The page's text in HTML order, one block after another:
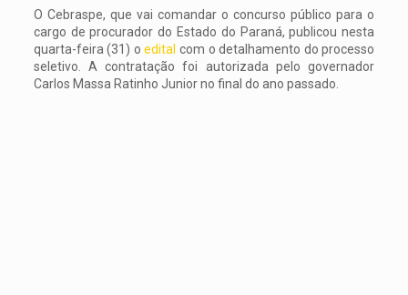
O Cebraspe, que vai comandar o concurso público para o
cargo de procurador do Estado do Paraná, publicou nesta
quarta-feira (31) oedital com o detalhamento do processo
seletivo. A contratação foi autorizada pelo governador
Carlos Massa Ratinho Junior no final do ano passado.